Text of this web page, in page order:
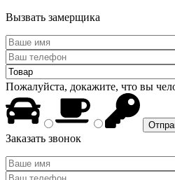
Вызвать замерщика
Пожалуйста, докажите, что вы
Заказать звонок